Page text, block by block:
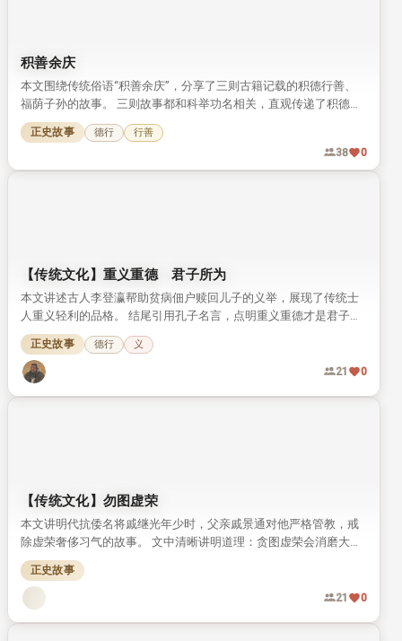
积善余庆
本文围绕传统俗语“积善余庆”，分享了三则古籍记载的积德行善、
福荫子孙的故事。 三则故事都和科举功名相关，直观传递了积德传
家的传统文化理念。
正史故事 德行 行善
38 0
【传统文化】重义重德 君子所为
本文讲述古人李登瀛帮助贫病佃户赎回儿子的义举，展现了传统士
人重义轻利的品格。 结尾引用孔子名言，点明重义重德才是君子所
为的核心观点。
正史故事 德行 义
21 0
【传统文化】勿图虚荣
本文讲明代抗倭名将戚继光年少时，父亲戚景通对他严格管教，戒
除虚荣奢侈习气的故事。 文中清晰讲明道理：贪图虚荣会消磨大
志，难成一番事业。
正史故事
21 0